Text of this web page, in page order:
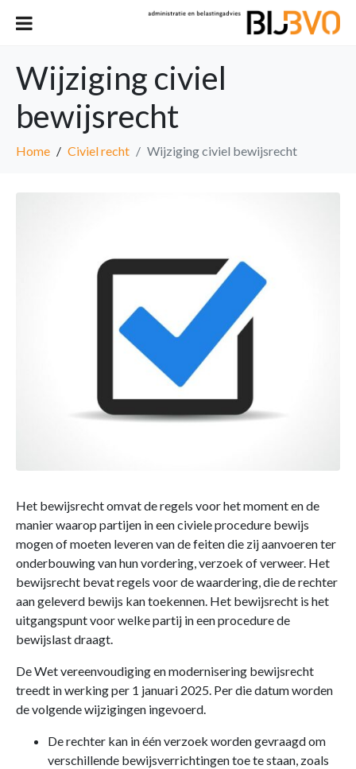
Wijziging civiel
bewijsrecht
Home Civiel recht Wijziging civiel bewijsrecht
Het bewijsrecht omvat de regels voor het moment en de
manier waarop partijen in een civiele procedure bewijs
mogen of moeten leveren van de feiten die zij aanvoeren ter
onderbouwing van hun vordering, verzoek of verweer. Het
bewijsrecht bevat regels voor de waardering, die de rechter
aan geleverd bewijs kan toekennen. Het bewijsrecht is het
uitgangspunt voor welke partij in een procedure de
bewijslast draagt.
De Wet vereenvoudiging en modernisering bewijsrecht
treedt in werking per 1 januari 2025. Per die datum worden
de volgende wijzigingen ingevoerd.
De rechter kan in één verzoek worden gevraagd om
verschillende bewijsverrichtingen toe te staan, zoals